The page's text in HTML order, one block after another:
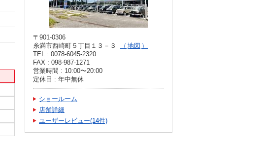
〒901-0306
糸満市西崎町５丁目１３－３
地図
TEL : 0078-6045-2320
FAX : 098-987-1271
営業時間 : 10:00〜20:00
定休日 : 年中無休
ショールーム
店舗詳細
ユーザーレビュー(14件)